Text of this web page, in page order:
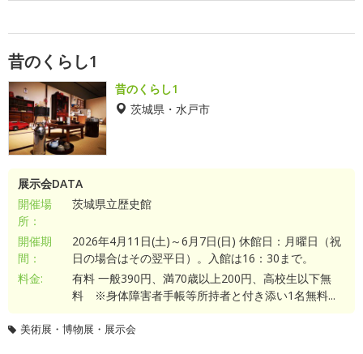
昔のくらし1
昔のくらし1
茨城県・水戸市
展示会DATA
開催場
所：
茨城県立歴史館
開催期
間：
2026年4月11日(土)～6月7日(日) 休館日：月曜日（祝
日の場合はその翌平日）。入館は16：30まで。
料金:
有料 一般390円、満70歳以上200円、高校生以下無
料 ※身体障害者手帳等所持者と付き添い1名無料...
美術展・博物展・展示会